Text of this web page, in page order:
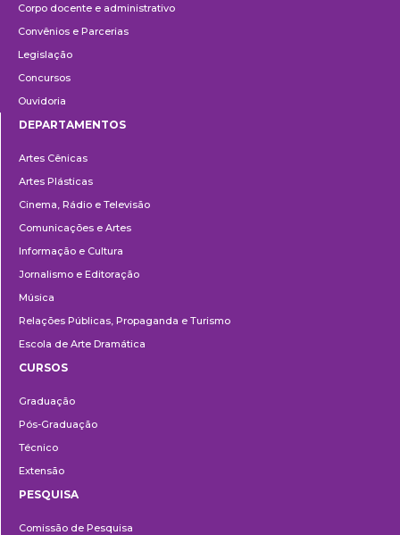
Corpo docente e administrativo
Convênios e Parcerias
Legislação
Concursos
Ouvidoria
DEPARTAMENTOS
Artes Cênicas
Artes Plásticas
Cinema, Rádio e Televisão
Comunicações e Artes
Informação e Cultura
Jornalismo e Editoração
Música
Relações Públicas, Propaganda e Turismo
Escola de Arte Dramática
CURSOS
Graduação
Pós-Graduação
Técnico
Extensão
PESQUISA
Comissão de Pesquisa